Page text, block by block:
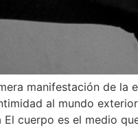
manifestación de la
al mundo
El cuerpo es el medio